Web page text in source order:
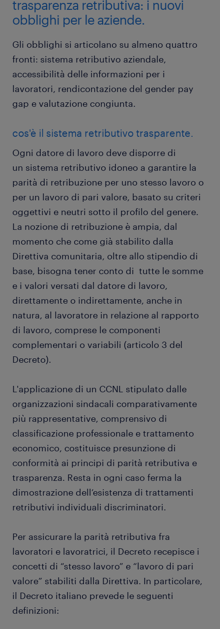
trasparenza retributiva: i nuovi
obblighi per le aziende.
Gli obblighi si articolano su almeno quattro
fronti: sistema retributivo aziendale,
accessibilità delle informazioni per i
lavoratori, rendicontazione del gender pay
gap e valutazione congiunta.
cos'è il sistema retributivo trasparente.
Ogni datore di lavoro deve disporre di
un sistema retributivo idoneo a garantire la
parità di retribuzione per uno stesso lavoro o
per un lavoro di pari valore, basato su criteri
oggettivi e neutri sotto il profilo del genere.
La nozione di retribuzione è ampia, dal
momento che come già stabilito dalla
Direttiva comunitaria, oltre allo stipendio di
base, bisogna tener conto di tutte le somme
e i valori versati dal datore di lavoro,
direttamente o indirettamente, anche in
natura, al lavoratore in relazione al rapporto
di lavoro, comprese le componenti
complementari o variabili (articolo 3 del
Decreto).
L'applicazione di un CCNL stipulato dalle
organizzazioni sindacali comparativamente
più rappresentative, comprensivo di
classificazione professionale e trattamento
economico, costituisce presunzione di
conformità ai principi di parità retributiva e
trasparenza. Resta in ogni caso ferma la
dimostrazione dell’esistenza di trattamenti
retributivi individuali discriminatori.
Per assicurare la parità retributiva fra
lavoratori e lavoratrici, il Decreto recepisce i
concetti di “stesso lavoro” e “lavoro di pari
valore” stabiliti dalla Direttiva. In particolare,
il Decreto italiano prevede le seguenti
definizioni: